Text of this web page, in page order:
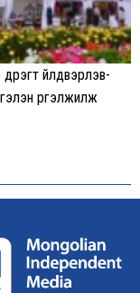
үйлдвэрлэв-
үргэлжилж